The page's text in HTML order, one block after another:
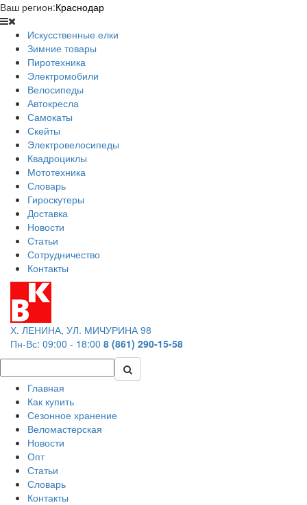
Ваш регион:Краснодар
Искусственные елки
Зимние товары
Пиротехника
Электромобили
Велосипеды
Автокресла
Самокаты
Скейты
Электровелосипеды
Квадроциклы
Мототехника
Словарь
Гироскутеры
Доставка
Новости
Статьи
Сотрудничество
Контакты
Х. ЛЕНИНА, УЛ. МИЧУРИНА 98
Пн-Вс: 09:00 - 18:00 8 (861) 290-15-58
Главная
Как купить
Сезонное хранение
Веломастерская
Новости
Опт
Статьи
Словарь
Контакты